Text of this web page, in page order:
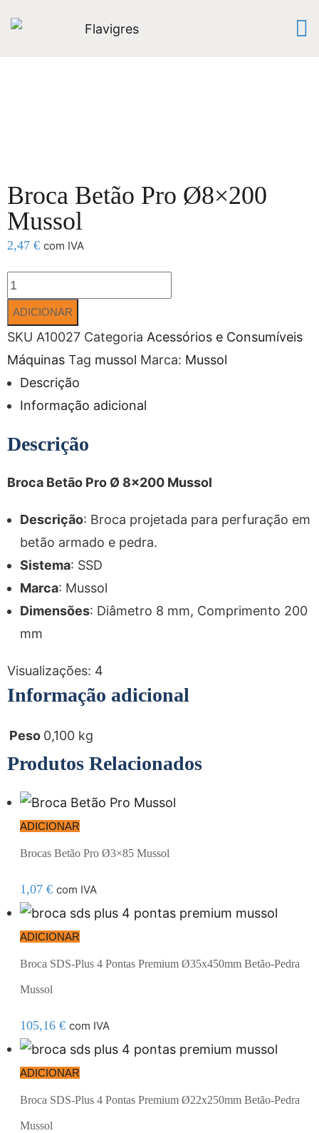
Broca Betão Pro Ø8×200
Mussol
2,47 € com IVA
ADICIONAR
SKU A10027 Categoria Acessórios e Consumíveis
Máquinas Tag mussol Marca: Mussol
Descrição
Informação adicional
Descrição
Broca Betão Pro Ø 8×200 Mussol
Descrição: Broca projetada para perfuração em
betão armado e pedra.
Sistema: SSD
Marca: Mussol
Dimensões: Diâmetro 8 mm, Comprimento 200
mm
Visualizações: 4
Informação adicional
Peso 0,100 kg
Produtos Relacionados
ADICIONAR
Brocas Betão Pro Ø3×85 Mussol
1,07 € com IVA
ADICIONAR
Broca SDS-Plus 4 Pontas Premium Ø35x450mm Betão-Pedra
Mussol
105,16 € com IVA
ADICIONAR
Broca SDS-Plus 4 Pontas Premium Ø22x250mm Betão-Pedra
Mussol